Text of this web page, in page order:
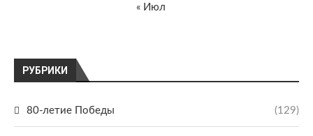
РУБРИКИ
80-летие Победы (129)
« Июл